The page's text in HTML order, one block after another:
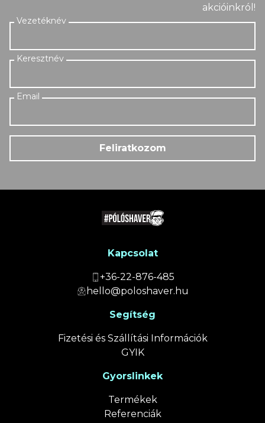
akcióinkról!
Feliratkozom
Kapcsolat
+36-22-876-485
hello@poloshaver.hu
Segítség
Fizetési és Szállítási Információk
GYIK
Gyorslinkek
Termékek
Referenciák